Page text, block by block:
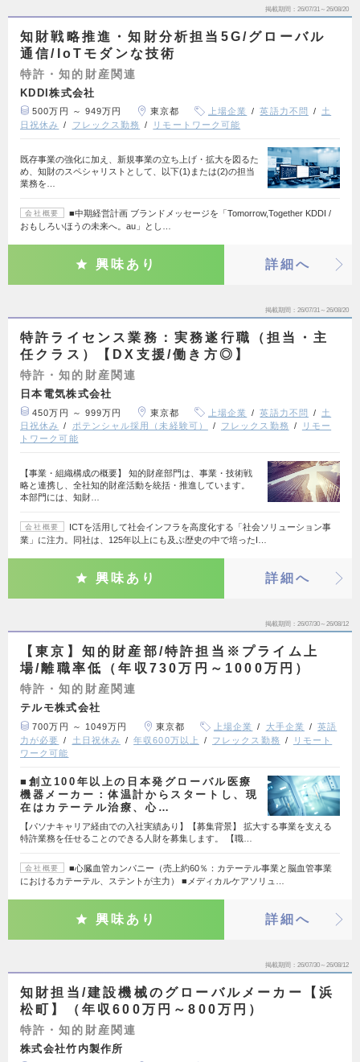
掲載期間 26/07/31～26/08/20
知財戦略推進・知財分析担当5G/グローバル
通信/IoTモダンな技術
特許・知的財産関連
KDDI株式会社
500万円 ～ 949万円 東京都 上場企業 英語力不問
土
日祝休み
フレックス勤務 リモートワーク可能
既存事業の強化に加え、新規事業の立ち上げ・拡大を図るた
め、知財のスペシャリストとして、以下(1)または(2)の担当
業務を…
会社概要
■中期経営計画 ブランドメッセージを「Tomorrow,Together KDDI /
おもしろいほうの未来へ。au」とし…
興味あり 詳細へ
掲載期間 26/07/31～26/08/20
特許ライセンス業務：実務遂行職（担当・主
任クラス）【DX支援/働き方◎】
特許・知的財産関連
日本電気株式会社
450万円 ～ 999万円 東京都 上場企業 英語力不問
土
日祝休み
ポテンシャル採用（未経験可） フレックス勤務
リモー
トワーク可能
【事業・組織構成の概要】 知的財産部門は、事業・技術戦
略と連携し、全社知的財産活動を統括・推進しています。
本部門には、知財…
会社概要
ICTを活用して社会インフラを高度化する「社会ソリューション事
業」に注力。同社は、125年以上にも及ぶ歴史の中で培ったI…
興味あり 詳細へ
掲載期間 26/07/30～26/08/12
【東京】知的財産部/特許担当※プライム上
場/離職率低（年収730万円～1000万円）
特許・知的財産関連
テルモ株式会社
700万円 ～ 1049万円 東京都 上場企業 大手企業
英語
力が必要
土日祝休み 年収600万以上 フレックス勤務
リモート
ワーク可能
■創立100年以上の日本発グローバル医療
機器メーカー：体温計からスタートし、現
在はカテーテル治療、心…
【パソナキャリア経由での入社実績あり】【募集背景】 拡大する事業を支える
特許業務を任せることのできる人財を募集します。 【職…
会社概要
■心臓血管カンパニー（売上約60％：カテーテル事業と脳血管事業
におけるカテーテル、ステントが主力） ■メディカルケアソリュ…
興味あり 詳細へ
掲載期間 26/07/30～26/08/12
知財担当/建設機械のグローバルメーカー【浜
松町】（年収600万円～800万円）
特許・知的財産関連
株式会社竹内製作所